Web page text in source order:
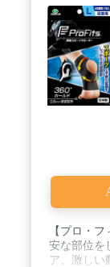
【プロ・
安な部位を
ア。激しい